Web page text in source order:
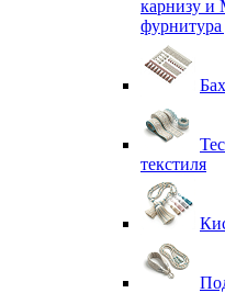
карнизу и
текстиля